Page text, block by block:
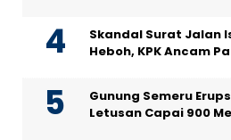
Skandal Surat Jalan
Heboh, KPK Ancam
Gunung Semeru
Letusan Capai 900